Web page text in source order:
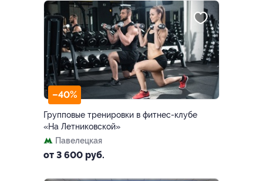
–40%
Групповые тренировки в фитнес-клубе
«На Летниковской»
Павелецкая
от 3 600 руб.